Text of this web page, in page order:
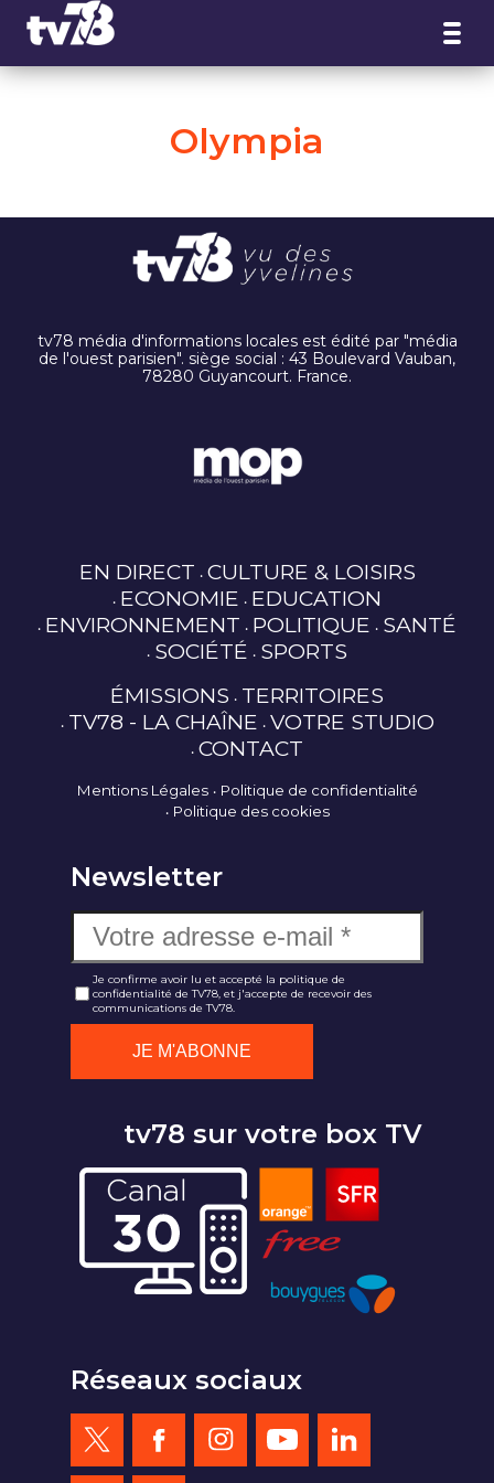
Olympia
tv78 média d'informations locales est édité par "média
de l'ouest parisien". siège social : 43 Boulevard Vauban,
78280 Guyancourt. France.
EN DIRECT CULTURE & LOISIRS
ECONOMIE EDUCATION
ENVIRONNEMENT POLITIQUE SANTÉ
SOCIÉTÉ SPORTS
ÉMISSIONS TERRITOIRES
TV78 - LA CHAÎNE VOTRE STUDIO
CONTACT
Mentions Légales
Politique de confidentialité
Politique des cookies
Newsletter
Je confirme avoir lu et accepté la politique de
confidentialité de TV78, et j'accepte de recevoir des
communications de TV78.
tv78 sur votre box TV
Réseaux sociaux
Panneau de gestion des cookies